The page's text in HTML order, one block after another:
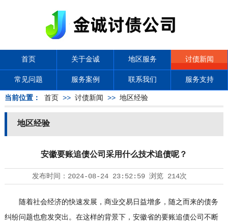
首页 关于金诚 地区服务 讨债新闻
常见问题 服务案例 联系我们 服务支持
当前位置： 首页 >> 讨债新闻 >> 地区经验
地区经验
安徽要账追债公司采用什么技术追债呢？
发布时间： 2024-08-24 23:52:59浏览 214次
随着社会经济的快速发展，商业交易日益增多，随之而来的债务
纠纷问题也愈发突出。在这样的背景下，安徽省的要账追债公司不断